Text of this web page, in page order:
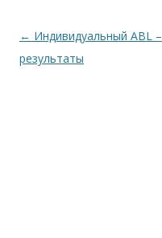
Навігація по запису
← Индивидуальный ABL –
результаты